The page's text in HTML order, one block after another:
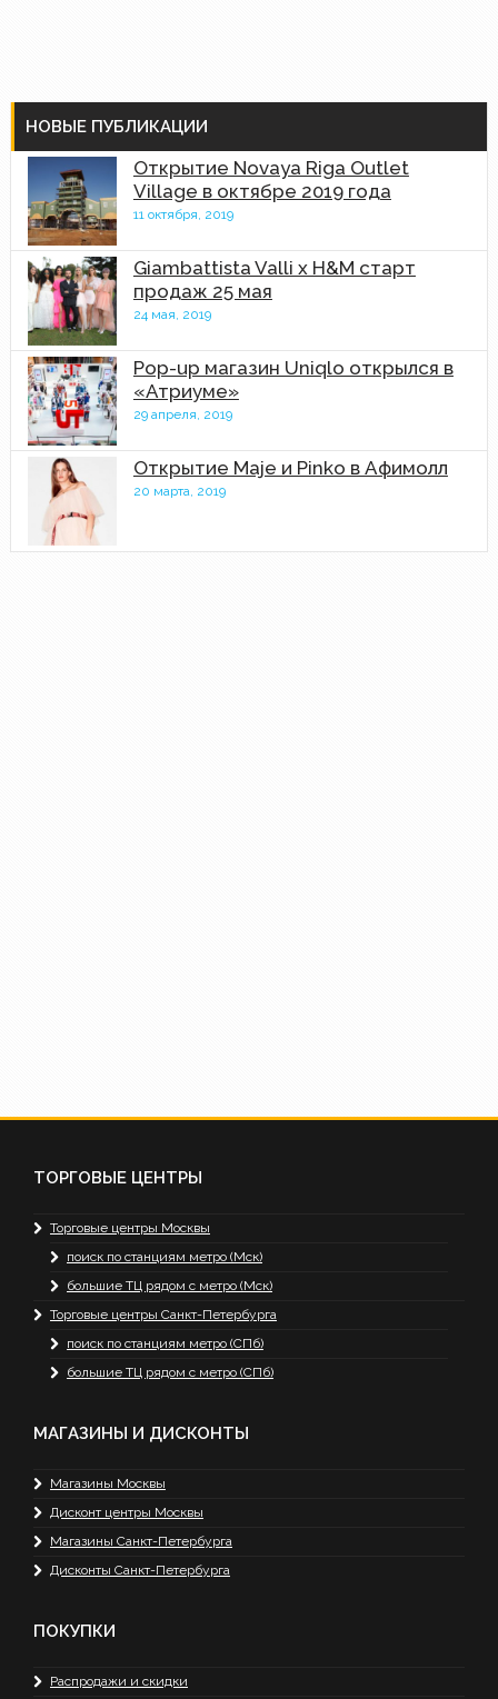
НОВЫЕ ПУБЛИКАЦИИ
Открытие Novaya Riga Outlet
Village в октябре 2019 года
11 октября, 2019
Giambattista Valli x H&M старт
продаж 25 мая
24 мая, 2019
Pop-up магазин Uniqlo открылся в
«Атриуме»
29 апреля, 2019
Открытие Maje и Pinko в Афимолл
20 марта, 2019
ТОРГОВЫЕ ЦЕНТРЫ
Торговые центры Москвы
поиск по станциям метро (Мск)
большие ТЦ рядом с метро (Мск)
Торговые центры Санкт-Петербурга
поиск по станциям метро (СПб)
большие ТЦ рядом с метро (СПб)
МАГАЗИНЫ И ДИСКОНТЫ
Магазины Москвы
Дисконт центры Москвы
Магазины Санкт-Петербурга
Дисконты Санкт-Петербурга
ПОКУПКИ
Распродажи и скидки